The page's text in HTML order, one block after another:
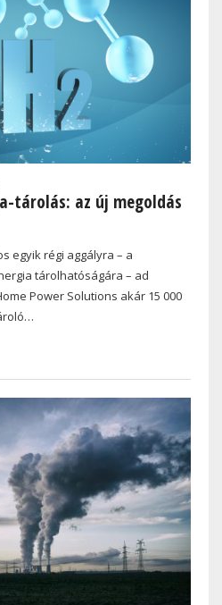
tárolás: az új megoldás
egyik régi aggályra – a
tárolhatóságára – ad
Power Solutions akár 15 000